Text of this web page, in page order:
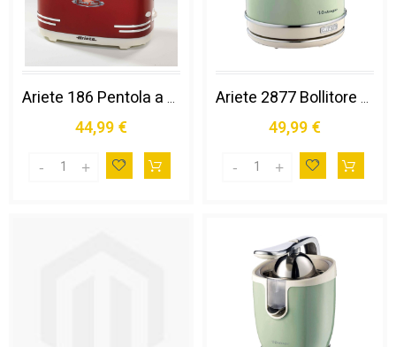
Ariete 186 Pentola a Vapore per Hot Dog Rosso, Bianco
44,99 €
Ariete 2877 Bollitore Elettrico 1,7 Litri di Design - Infusi, Tè e Tisane - Autospegnimento - 2000 Watt - Acciaio Inox - Linea Vintage - Verde
49,99 €